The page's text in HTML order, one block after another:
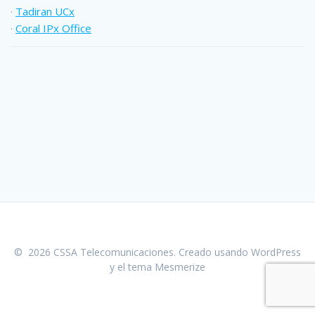
· Tadiran UCx
· Coral IPx Office
© 2026 CSSA Telecomunicaciones. Creado usando WordPress
y el tema Mesmerize